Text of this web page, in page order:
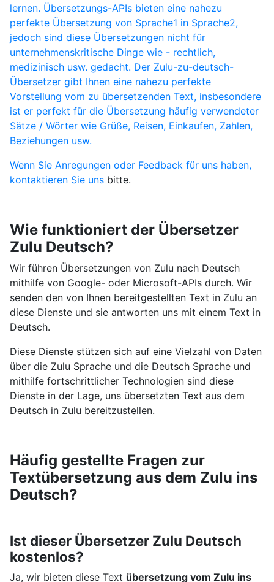
lernen. Übersetzungs-APIs bieten eine nahezu
perfekte Übersetzung von Sprache1 in Sprache2,
jedoch sind diese Übersetzungen nicht für
unternehmenskritische Dinge wie - rechtlich,
medizinisch usw. gedacht. Der Zulu-zu-deutsch-
Übersetzer gibt Ihnen eine nahezu perfekte
Vorstellung vom zu übersetzenden Text, insbesondere
ist er perfekt für die Übersetzung häufig verwendeter
Sätze / Wörter wie Grüße, Reisen, Einkaufen, Zahlen,
Beziehungen usw.
Wenn Sie Anregungen oder Feedback für uns haben,
kontaktieren Sie unsbitte.
Wie funktioniert der Übersetzer
Zulu Deutsch?
Wir führen Übersetzungen von Zulu nach Deutsch
mithilfe von Google- oder Microsoft-APIs durch. Wir
senden den von Ihnen bereitgestellten Text in Zulu an
diese Dienste und sie antworten uns mit einem Text in
Deutsch.
Diese Dienste stützen sich auf eine Vielzahl von Daten
über die Zulu Sprache und die Deutsch Sprache und
mithilfe fortschrittlicher Technologien sind diese
Dienste in der Lage, uns übersetzten Text aus dem
Deutsch in Zulu bereitzustellen.
Häufig gestellte Fragen zur
Textübersetzung aus dem Zulu ins
Deutsch?
Ist dieser Übersetzer Zulu Deutsch
kostenlos?
Ja, wir bieten diese Text übersetzung vom Zulu ins